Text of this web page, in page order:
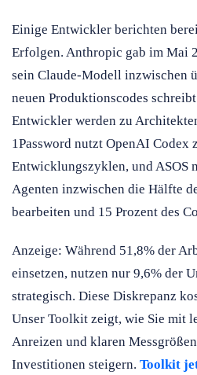
Einige Entwickler berichten
Erfolgen. Anthropic gab im Mai
sein Claude-Modell inzwischen
neuen Produktionscodes
Entwickler werden zu
1Password nutzt OpenAI Codex
Entwicklungszyklen, und ASOS
Agenten inzwischen die Hälfte
bearbeiten und 15 Prozent des
Anzeige: Während 51,8% der
einsetzen, nutzen nur 9,6% der
strategisch. Diese Diskrepanz
Unser Toolkit zeigt, wie Sie mit
Anreizen und klaren
Investitionen steigern. Toolkit